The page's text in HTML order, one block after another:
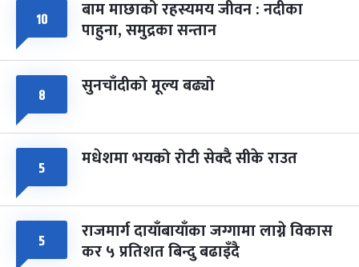
८ फागुपूर्णिमा
चैत्र ८, २०८३-Mar 22, 2027
७ महिना बाँकी
१० बाम माछाको रहस्यमय जीवन : नदीका
पाहुना, समुद्रका सन्तान
८ सुनचाँदीको मूल्य बढ्यो
५ मधेशमा भयको रोटी सेक्दै सीके राउत
५ राजमार्ग दायाँबायाँका जग्गामा लाग्ने विकास
कर ५ प्रतिशत बिन्दु बढाइँदै